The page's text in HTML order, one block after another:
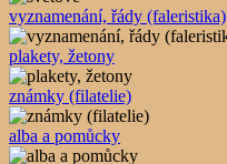
vyznamenání, řády (faleristika)
plakety, žetony
známky (filatelie)
alba a pomůcky